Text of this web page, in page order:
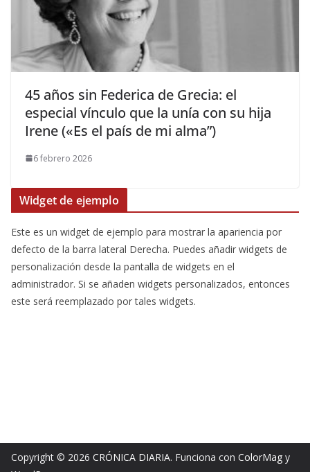
​45 años sin Federica de Grecia: el
especial vínculo que la unía con su hija
Irene («Es el país de mi alma”)
6 febrero 2026
Widget de ejemplo
Este es un widget de ejemplo para mostrar la apariencia por
defecto de la barra lateral Derecha. Puedes añadir widgets de
personalización desde la pantalla de widgets en el
administrador. Si se añaden widgets personalizados, entonces
este será reemplazado por tales widgets.
Copyright © 2026 CRÓNICA DIARIA. Funciona con ColorMag y